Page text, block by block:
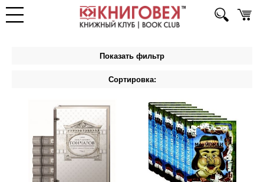
Показать фильтр
Сортировка: